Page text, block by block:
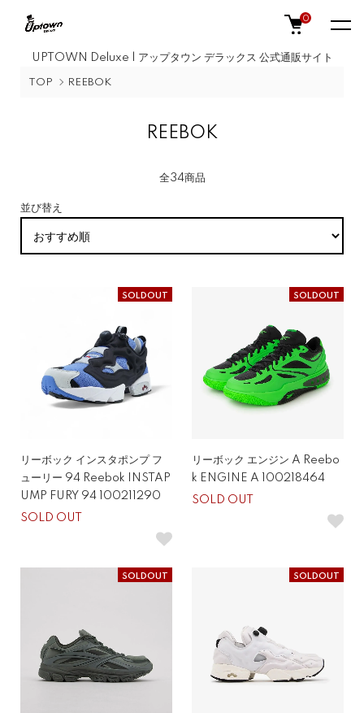
UPTOWN Deluxe | アップタウン デラックス 公式通販サイト
0
TOP REEBOK
REEBOK
全34商品
並び替え
SOLDOUT
リーボック インスタポンプ フ
ューリー 94 Reebok INSTAP
UMP FURY 94 100211290
SOLD OUT
SOLDOUT
リーボック エンジン A Reebo
k ENGINE A 100218464
SOLD OUT
SOLDOUT SOLDOUT